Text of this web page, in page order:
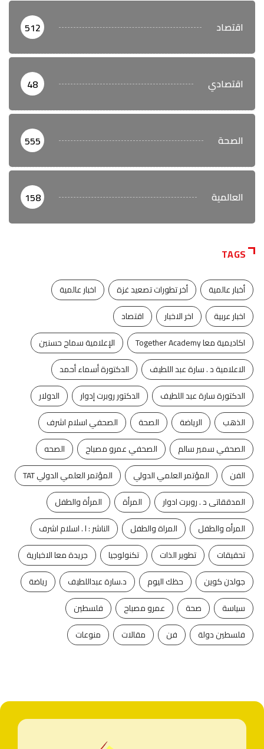
اقتصاد 512
اقتصادي 48
الصحة 555
العالمية 158
TAGS
أخبار عالمية أخر تطورات تصعيد غزة
اخبار عالمية
اخبار عربية
اخر الاخبار
اقتصاد
اكاديمية معا Together Academy
الإعلامية سماح حسنين
الاعلامية د . سارة عبد اللطيف
الدكتورة أسماء أحمد
الدكتورة سارة عبد اللطيف
الدكتور روبرت إدوار
الدولار
الذهب
الرياضة الصحة
الصحفي اسلام اشرف
الصحفي سمير سالم
الصحفي عمرو مصباح
الصحه
الفن
المؤتمر العلمي الدولي
المؤتمر العلمي الدولي TAT
المدققاتى د . روبرت ادوار
المرأة
المرأة والطفل
المرأه والطفل
المراة والطفل
الناشر : ا . اسلام اشرف
تحقيقات
تطوير الذات تكنولوجيا
جريدة معا الاخبارية
جولدن كوين
حظك اليوم د.سارة عبداللطيف
رياضة
سياسة
صحة عمرو مصباح
فلسطين
فلسطين دولة
فن مقالات منوعات